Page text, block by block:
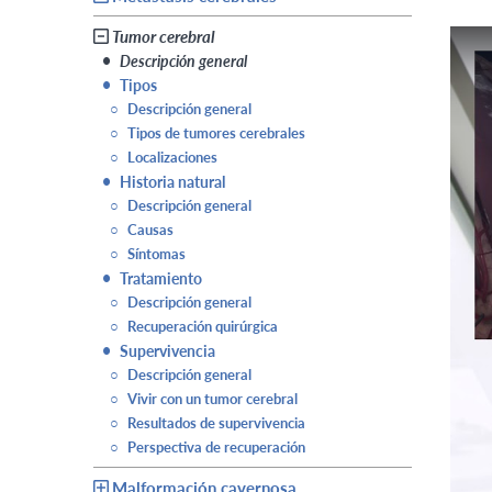
Tumor cerebral
• Descripción general
• Tipos
○ Descripción general
○ Tipos de tumores cerebrales
○ Localizaciones
• Historia natural
○ Descripción general
○ Causas
○ Síntomas
• Tratamiento
○ Descripción general
○ Recuperación quirúrgica
• Supervivencia
○ Descripción general
○ Vivir con un tumor cerebral
○ Resultados de supervivencia
○ Perspectiva de recuperación
Malformación cavernosa
Play